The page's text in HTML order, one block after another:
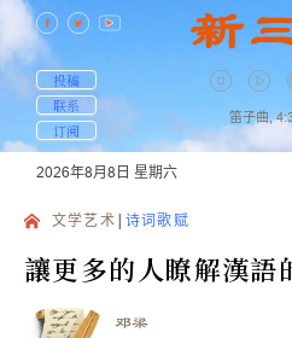
投稿
联系
订阅
笛子曲,
2026年8月8日 星期六
文学艺术 诗词歌赋
讓更多的人瞭解漢語
邓梁